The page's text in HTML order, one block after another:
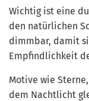
Wichtig ist eine
den natürlichen
dimmbar, damit
Empfindlichkeit
Motive wie
dem Nachtlicht